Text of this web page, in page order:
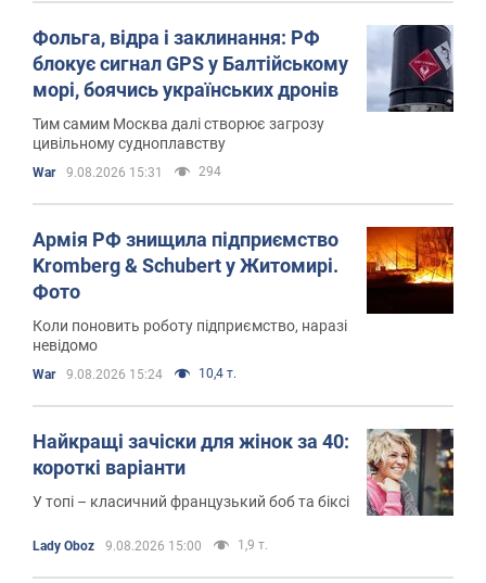
Фольга, відра і заклинання: РФ
блокує сигнал GPS у Балтійському
морі, боячись українських дронів
Тим самим Москва далі створює загрозу
цивільному судноплавству
War 9.08.2026 15:31 294
Армія РФ знищила підприємство
Kromberg & Schubert у Житомирі.
Фото
Коли поновить роботу підприємство, наразі
невідомо
War 9.08.2026 15:24 10,4 т.
Найкращі зачіски для жінок за 40:
короткі варіанти
У топі – класичний французький боб та біксі
Lady Oboz 9.08.2026 15:00 1,9 т.